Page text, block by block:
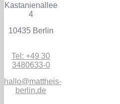
Kastanienallee
4
10435 Berlin
Tel: +49 30
3480633-0
hallo@mattheis-
berlin.de